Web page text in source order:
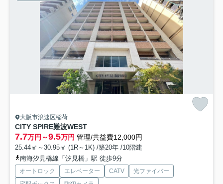
大阪市浪速区稲荷
CITY SPIRE難波WEST
7.7万円～9.5万円 管理/共益費12,000円
25.44㎡～30.95㎡ (1R～1K) /築20年 /10階建
南海汐見橋線「汐見橋」駅 徒歩9分
オートロック エレベーター CATV
光ファイバー